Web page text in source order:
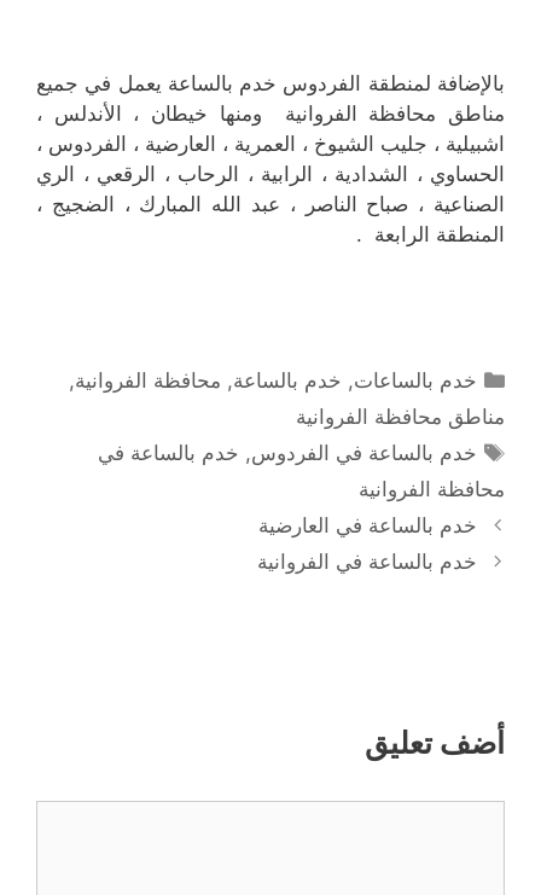
بالإضافة لمنطقة الفردوس خدم بالساعة يعمل في جميع
مناطق محافظة الفروانية ومنها خيطان ، الأندلس ،
اشبيلية ، جليب الشيوخ ، العمرية ، العارضية ، الفردوس ،
الحساوي ، الشدادية ، الرابية ، الرحاب ، الرقعي ، الري
الصناعية ، صباح الناصر ، عبد الله المبارك ، الضجيج ،
المنطقة الرابعة .
التصنيفات
خدم بالساعات, خدم بالساعة, محافظة الفروانية,
مناطق محافظة الفروانية
الوسوم
خدم بالساعة في الفردوس, خدم بالساعة في
محافظة الفروانية
خدم بالساعة في العارضية
خدم بالساعة في الفروانية
أضف تعليق